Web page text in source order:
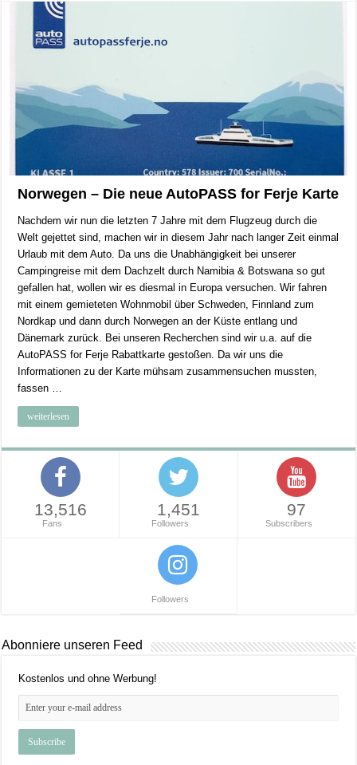
Norwegen – Die neue AutoPASS for Ferje Karte
Nachdem wir nun die letzten 7 Jahre mit dem Flugzeug durch die
Welt gejettet sind, machen wir in diesem Jahr nach langer Zeit einmal
Urlaub mit dem Auto. Da uns die Unabhängigkeit bei unserer
Campingreise mit dem Dachzelt durch Namibia & Botswana so gut
gefallen hat, wollen wir es diesmal in Europa versuchen. Wir fahren
mit einem gemieteten Wohnmobil über Schweden, Finnland zum
Nordkap und dann durch Norwegen an der Küste entlang und
Dänemark zurück. Bei unseren Recherchen sind wir u.a. auf die
AutoPASS for Ferje Rabattkarte gestoßen. Da wir uns die
Informationen zu der Karte mühsam zusammensuchen mussten,
fassen …
weiterlesen
13,516
Fans
1,451
Followers
97
Subscribers
Followers
Abonniere unseren Feed
Kostenlos und ohne Werbung!